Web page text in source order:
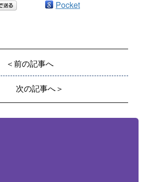
Pocket
＜前の記事へ
次の記事へ＞